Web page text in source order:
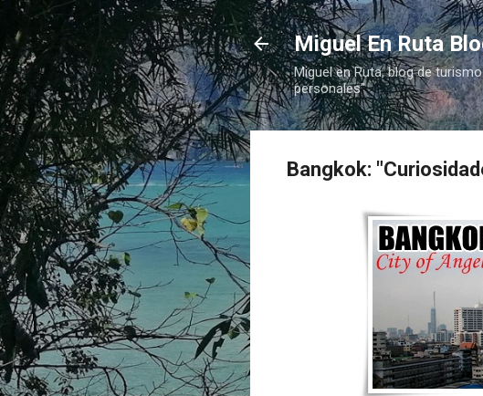
Miguel En Ruta
Miguel en Ruta, blog de
personales"
Bangkok: